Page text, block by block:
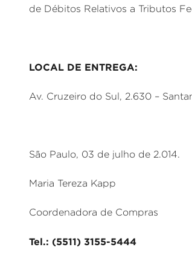
de Débitos Relativos a Tributos
LOCAL DE ENTREGA:
Av. Cruzeiro do Sul, 2.630 –
São Paulo, 03 de julho de 2.014.
Maria Tereza Kapp
Coordenadora de Compras
Tel.: (5511) 3155-5444